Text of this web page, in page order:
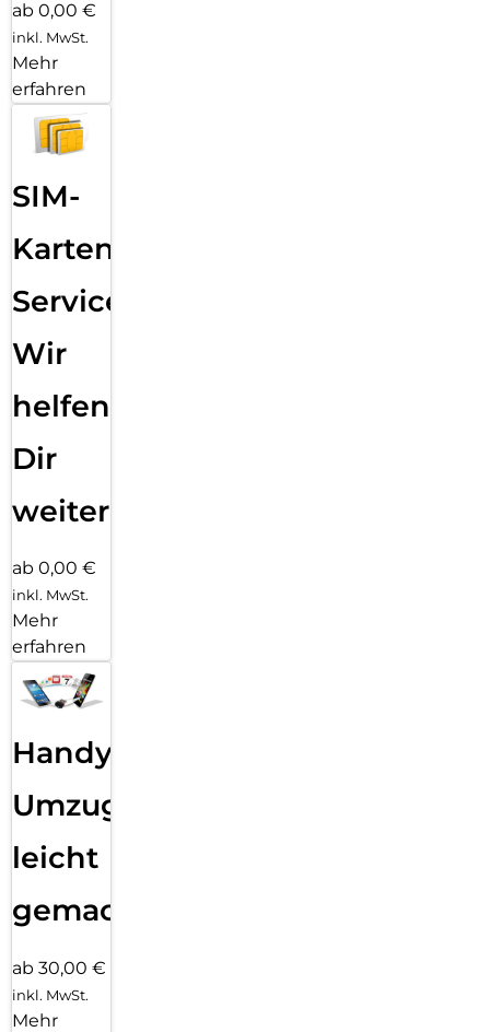
ab 0,00 €
inkl. MwSt.
Mehr
erfahren
SIM-
Karten
Service:
Wir
helfen
Dir
weiter
ab 0,00 €
inkl. MwSt.
Mehr
erfahren
Handy
Umzug
leicht
gemacht!
ab 30,00 €
inkl. MwSt.
Mehr